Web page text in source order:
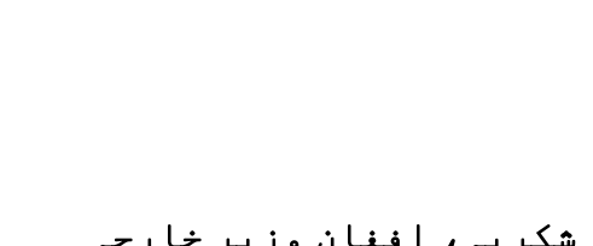
افغان وزیر خارجہ